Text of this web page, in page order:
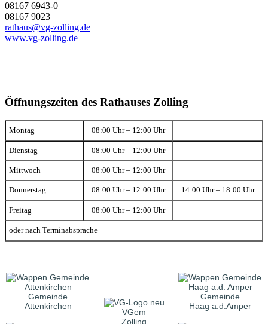
08167 6943-0
08167 9023
rathaus@vg-zolling.de
www.vg-zolling.de
Öffnungszeiten des Rathauses Zolling
Montag 08:00 Uhr – 12:00 Uhr
Dienstag 08:00 Uhr – 12:00 Uhr
Mittwoch 08:00 Uhr – 12:00 Uhr
Donnerstag 08:00 Uhr – 12:00 Uhr 14:00 Uhr – 18:00 Uhr
Freitag 08:00 Uhr – 12:00 Uhr
oder nach Terminabsprache
Gemeinde
Attenkirchen
VGem
Zolling
Gemeinde
Haag a.d.Amper